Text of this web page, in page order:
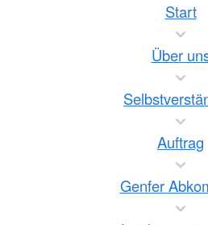
Start
Über
Auftrag
Genfer